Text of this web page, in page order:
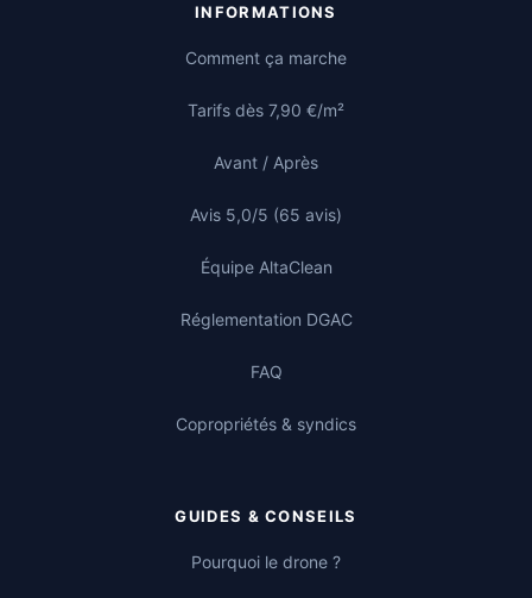
INFORMATIONS
Comment ça marche
Tarifs dès 7,90 €/m²
Avant / Après
Avis 5,0/5 (65 avis)
Équipe AltaClean
Réglementation DGAC
FAQ
Copropriétés & syndics
GUIDES & CONSEILS
Pourquoi le drone ?